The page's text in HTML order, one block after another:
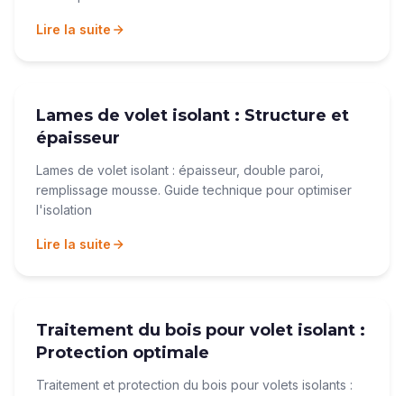
Lire la suite
Lames de volet isolant : Structure et
épaisseur
Lames de volet isolant : épaisseur, double paroi,
remplissage mousse. Guide technique pour optimiser
l'isolation
Lire la suite
Traitement du bois pour volet isolant :
Protection optimale
Traitement et protection du bois pour volets isolants :